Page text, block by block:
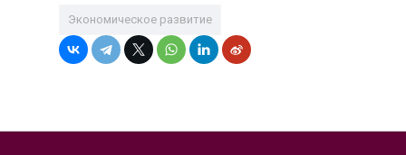
Экономическое развитие